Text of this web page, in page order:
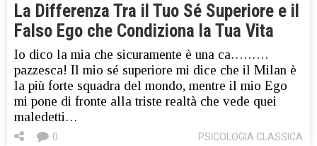
La Differenza Tra il Tuo Sé Superiore e il
Falso Ego che Condiziona la Tua Vita
Io dico la mia che sicuramente è una ca………
pazzesca! Il mio sé superiore mi dice che il Milan è
la più forte squadra del mondo, mentre il mio Ego
mi pone di fronte alla triste realtà che vede quei
maledetti…
PSICOLOGIA CLASSICA
0